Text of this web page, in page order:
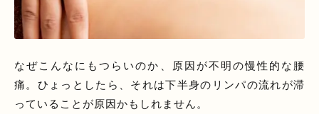
なぜこんなにもつらいのか、原因が不明の慢性的な腰
痛。ひょっとしたら、それは下半身のリンパの流れが滞
っていることが原因かもしれません。